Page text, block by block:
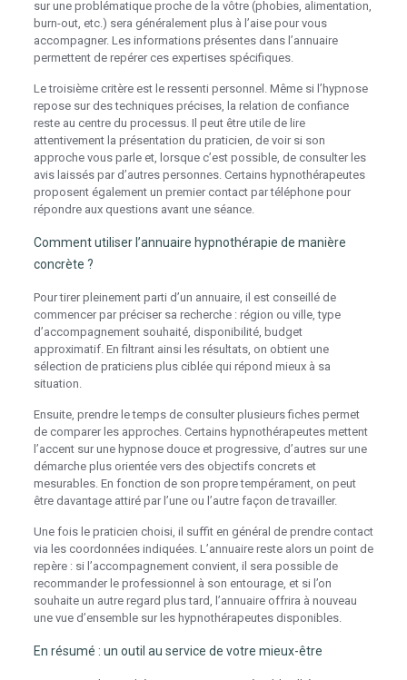
sur une problématique proche de la vôtre (phobies, alimentation,
burn-out, etc.) sera généralement plus à l’aise pour vous
accompagner. Les informations présentes dans l’annuaire
permettent de repérer ces expertises spécifiques.
Le troisième critère est le ressenti personnel. Même si l’hypnose
repose sur des techniques précises, la relation de confiance
reste au centre du processus. Il peut être utile de lire
attentivement la présentation du praticien, de voir si son
approche vous parle et, lorsque c’est possible, de consulter les
avis laissés par d’autres personnes. Certains hypnothérapeutes
proposent également un premier contact par téléphone pour
répondre aux questions avant une séance.
Comment utiliser l’annuaire hypnothérapie de manière
concrète ?
Pour tirer pleinement parti d’un annuaire, il est conseillé de
commencer par préciser sa recherche : région ou ville, type
d’accompagnement souhaité, disponibilité, budget
approximatif. En filtrant ainsi les résultats, on obtient une
sélection de praticiens plus ciblée qui répond mieux à sa
situation.
Ensuite, prendre le temps de consulter plusieurs fiches permet
de comparer les approches. Certains hypnothérapeutes mettent
l’accent sur une hypnose douce et progressive, d’autres sur une
démarche plus orientée vers des objectifs concrets et
mesurables. En fonction de son propre tempérament, on peut
être davantage attiré par l’une ou l’autre façon de travailler.
Une fois le praticien choisi, il suffit en général de prendre contact
via les coordonnées indiquées. L’annuaire reste alors un point de
repère : si l’accompagnement convient, il sera possible de
recommander le professionnel à son entourage, et si l’on
souhaite un autre regard plus tard, l’annuaire offrira à nouveau
une vue d’ensemble sur les hypnothérapeutes disponibles.
En résumé : un outil au service de votre mieux-être